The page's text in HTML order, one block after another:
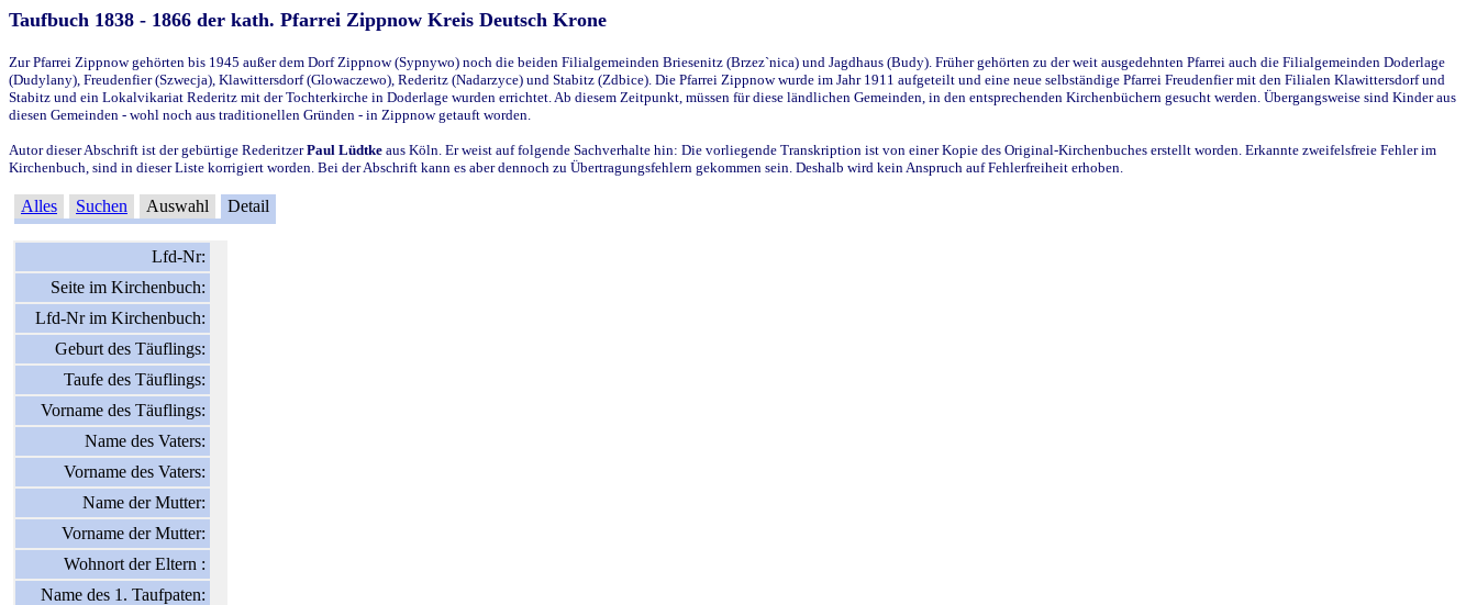
Taufbuch 1838 - 1866 der kath. Pfarrei Zippnow Kreis Deutsch Krone
Zur Pfarrei Zippnow gehörten bis 1945 außer dem Dorf Zippnow (Sypnywo) noch die beiden Filialgemeinden Briesenitz (Brzez`nica) und Jagdhaus (Budy). Früher gehörten zu der weit ausgedehnten Pfarrei auch die Filialgemeinden Doderlage
(Dudylany), Freudenfier (Szwecja), Klawittersdorf (Glowaczewo), Rederitz (Nadarzyce) und Stabitz (Zdbice). Die Pfarrei Zippnow wurde im Jahr 1911 aufgeteilt und eine neue selbständige Pfarrei Freudenfier mit den Filialen Klawittersdorf und
Stabitz und ein Lokalvikariat Rederitz mit der Tochterkirche in Doderlage wurden errichtet. Ab diesem Zeitpunkt, müssen für diese ländlichen Gemeinden, in den entsprechenden Kirchenbüchern gesucht werden. Übergangsweise sind Kinder aus
diesen Gemeinden - wohl noch aus traditionellen Gründen - in Zippnow getauft worden.
Autor dieser Abschrift ist der gebürtige RederitzerPaul Lüdtke aus Köln. Er weist auf folgende Sachverhalte hin: Die vorliegende Transkription ist von einer Kopie des Original-Kirchenbuches erstellt worden. Erkannte zweifelsfreie Fehler im
Kirchenbuch, sind in dieser Liste korrigiert worden. Bei der Abschrift kann es aber dennoch zu Übertragungsfehlern gekommen sein. Deshalb wird kein Anspruch auf Fehlerfreiheit erhoben.
Alles Suchen Auswahl Detail
Lfd-Nr:
Seite im Kirchenbuch:
Lfd-Nr im Kirchenbuch:
Geburt des Täuflings:
Taufe des Täuflings:
Vorname des Täuflings:
Name des Vaters:
Vorname des Vaters:
Name der Mutter:
Vorname der Mutter:
Wohnort der Eltern :
Name des 1. Taufpaten: